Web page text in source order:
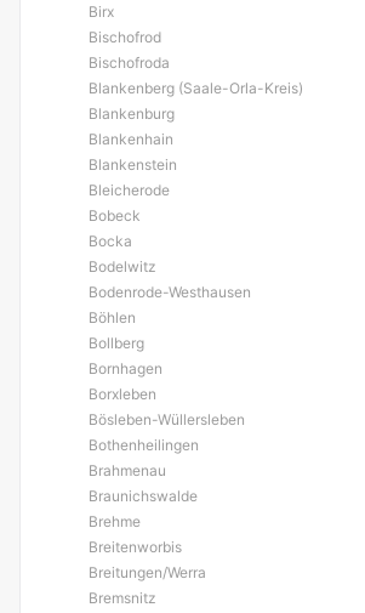
Birx
Bischofrod
Bischofroda
Blankenberg (Saale-Orla-Kreis)
Blankenburg
Blankenhain
Blankenstein
Bleicherode
Bobeck
Bocka
Bodelwitz
Bodenrode-Westhausen
Böhlen
Bollberg
Bornhagen
Borxleben
Bösleben-Wüllersleben
Bothenheilingen
Brahmenau
Braunichswalde
Brehme
Breitenworbis
Breitungen/Werra
Bremsnitz